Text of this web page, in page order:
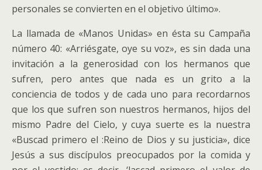
personales se convierten en el objetivo último».
La llamada de «Manos Unidas» en ésta su Campaña
número 40: «Arriésgate, oye su voz», es sin dada una
invitación a la generosidad con los hermanos que
sufren, pero antes que nada es un grito a la
conciencia de todos y de cada uno para recordarnos
que los que sufren son nuestros hermanos, hijos del
mismo Padre del Cielo, y cuya suerte es la nuestra
«Buscad primero el :Reino de Dios y su justicia», dice
Jesús a sus discípulos preocupados por la comida y